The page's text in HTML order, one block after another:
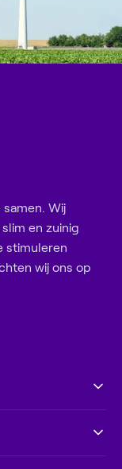
Wij
en zuinig
stimuleren
wij ons op